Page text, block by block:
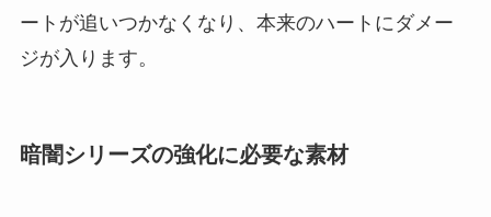
ートが追いつかなくなり、本来のハートにダメー
ジが入ります。
暗闇シリーズの強化に必要な素材